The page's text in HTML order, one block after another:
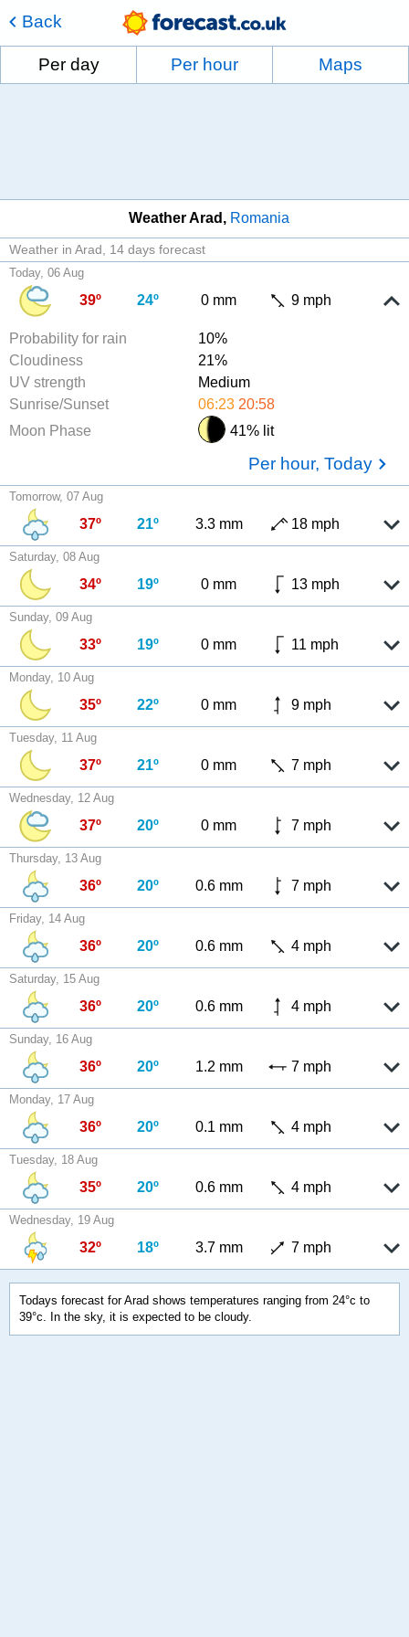
Back
Per day Per hour Maps
Weather Arad Romania
Weather in Arad 14 days forecast
Today, 06 Aug
39º 24º 0 mm 9 mph
Probability for rain
10%
Cloudiness
21%
UV strength
Medium
Sunrise/Sunset
06:23 20:58
Moon Phase
41% lit
Per hour, Today
Tomorrow, 07 Aug
37º 21º 3.3 mm 18 mph
Saturday, 08 Aug
34º 19º 0 mm 13 mph
Sunday, 09 Aug
33º 19º 0 mm 11 mph
Monday, 10 Aug
35º 22º 0 mm 9 mph
Tuesday, 11 Aug
37º 21º 0 mm 7 mph
Wednesday, 12 Aug
37º 20º 0 mm 7 mph
Thursday, 13 Aug
36º 20º 0.6 mm 7 mph
Friday, 14 Aug
36º 20º 0.6 mm 4 mph
Saturday, 15 Aug
36º 20º 0.6 mm 4 mph
Sunday, 16 Aug
36º 20º 1.2 mm 7 mph
Monday, 17 Aug
36º 20º 0.1 mm 4 mph
Tuesday, 18 Aug
35º 20º 0.6 mm 4 mph
Wednesday, 19 Aug
32º 18º 3.7 mm 7 mph
Todays forecast for Arad shows temperatures ranging from 24°c to
39°c. In the sky, it is expected to be cloudy.